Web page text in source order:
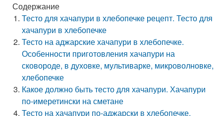
Содержание
Тесто для хачапури в хлебопечке рецепт. Тесто для
хачапури в хлебопечке
Тесто на аджарские хачапури в хлебопечке.
Особенности приготовления хачапури на
сковороде, в духовке, мультиварке, микроволновке,
хлебопечке
Какое должно быть тесто для хачапури. Хачапури
по-имеретински на сметане
Тесто на хачапури по-аджарски в хлебопечке.